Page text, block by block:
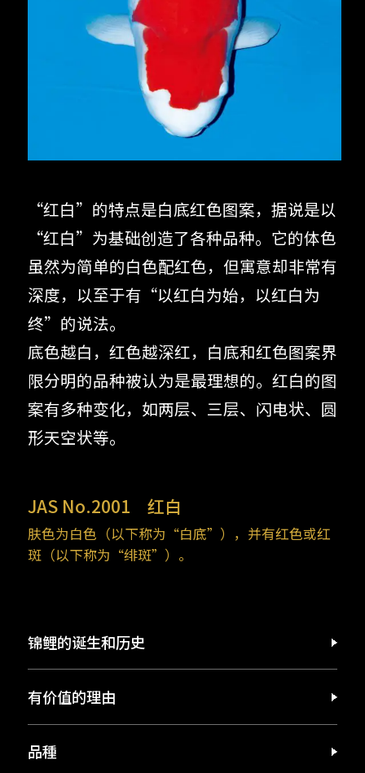
“红白”的特点是白底红色图案，据说是以
“红白”为基础创造了各种品种。它的体色
虽然为简单的白色配红色，但寓意却非常有
深度，以至于有“以红白为始，以红白为
终”的说法。
底色越白，红色越深红，白底和红色图案界
限分明的品种被认为是最理想的。红白的图
案有多种变化，如两层、三层、闪电状、圆
形天空状等。
JAS No.2001 红白
肤色为白色（以下称为“白底”），并有红色或红
斑（以下称为“绯斑”）。
锦鲤的诞生和历史
有价值的理由
品種